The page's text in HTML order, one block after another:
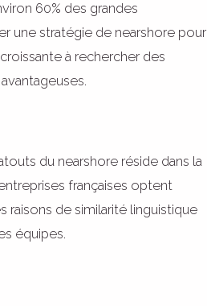
60% des grandes
une stratégie de nearshore pour
à rechercher des
du nearshore réside dans la
françaises optent
raisons de similarité linguistique
équipes.